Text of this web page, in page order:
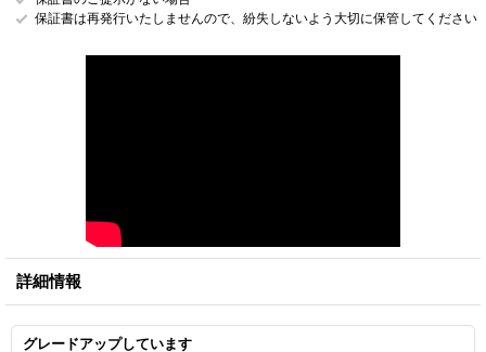
保証書は再発行いたしませんので、紛失しないよう大切に保管してください
詳細情報
グレードアップしています